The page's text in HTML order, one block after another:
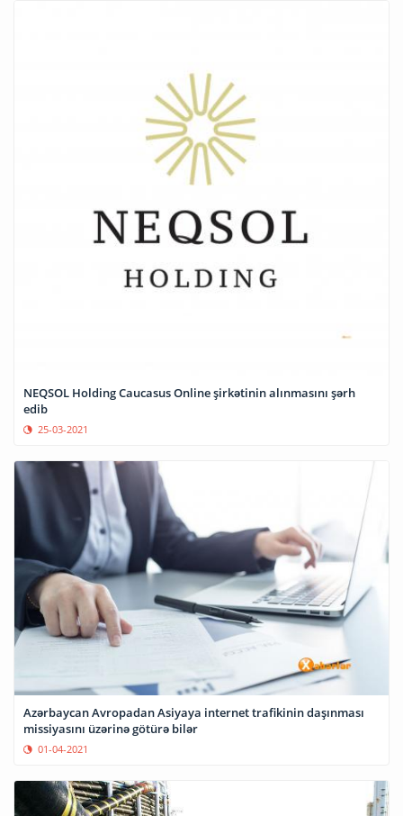
NEQSOL Holding Caucasus Online şirkətinin alınmasını şərh
edib
25-03-2021
Azərbaycan Avropadan Asiyaya internet trafikinin daşınması
missiyasını üzərinə götürə bilər
01-04-2021